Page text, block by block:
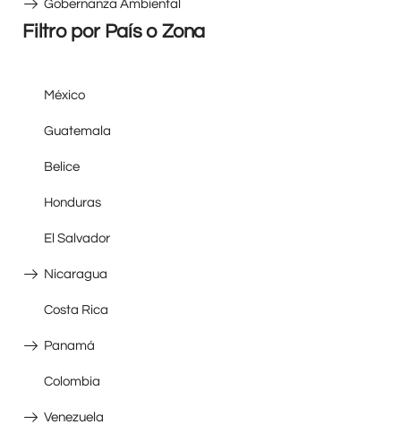
Gobernanza Ambiental
Filtro por País o Zona
México
Guatemala
Belice
Honduras
El Salvador
Nicaragua
Costa Rica
Panamá
Colombia
Venezuela